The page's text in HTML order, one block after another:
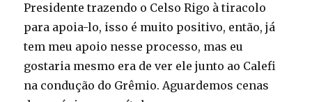
Presidente trazendo o Celso Rigo à tiracolo
para apoia-lo, isso é muito positivo, então, já
tem meu apoio nesse processo, mas eu
gostaria mesmo era de ver ele junto ao Calefi
na condução do Grêmio. Aguardemos cenas